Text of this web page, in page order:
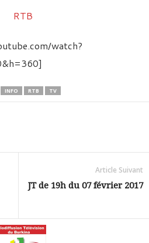
watch?
INFO RTB TV
Article Suivant
JT de 19h du 07 février 2017